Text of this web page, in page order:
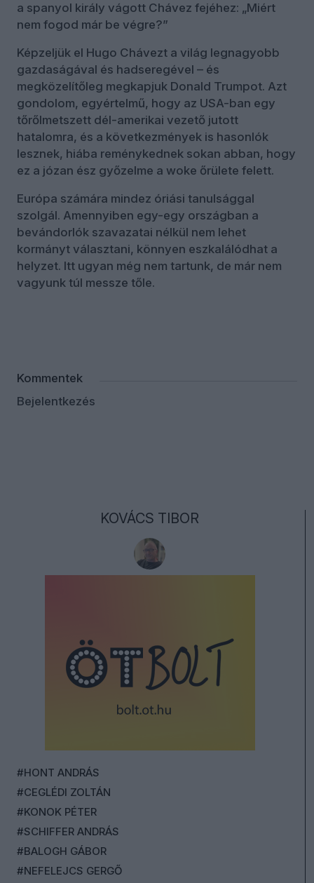
a spanyol király vágott Chávez fejéhez: „Miért
nem fogod már be végre?”
Képzeljük el Hugo Chávezt a világ legnagyobb
gazdaságával és hadseregével – és
megközelítőleg megkapjuk Donald Trumpot. Azt
gondolom, egyértelmű, hogy az USA-ban egy
tőrőlmetszett dél-amerikai vezető jutott
hatalomra, és a következmények is hasonlók
lesznek, hiába reménykednek sokan abban, hogy
ez a józan ész győzelme a woke őrülete felett.
Európa számára mindez óriási tanulsággal
szolgál. Amennyiben egy-egy országban a
bevándorlók szavazatai nélkül nem lehet
kormányt választani, könnyen eszkalálódhat a
helyzet. Itt ugyan még nem tartunk, de már nem
vagyunk túl messze tőle.
Kommentek
Bejelentkezés
KOVÁCS TIBOR
#HONT ANDRÁS
#CEGLÉDI ZOLTÁN
#KONOK PÉTER
#SCHIFFER ANDRÁS
#BALOGH GÁBOR
#NEFELEJCS GERGŐ